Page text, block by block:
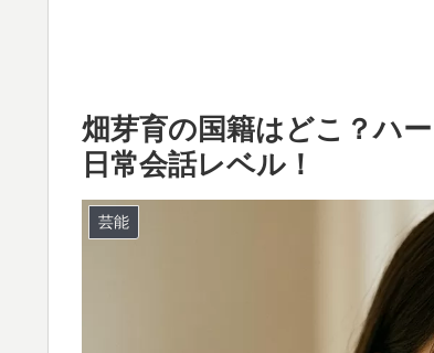
畑芽育の国籍はどこ？ハ
日常会話レベル！
芸能